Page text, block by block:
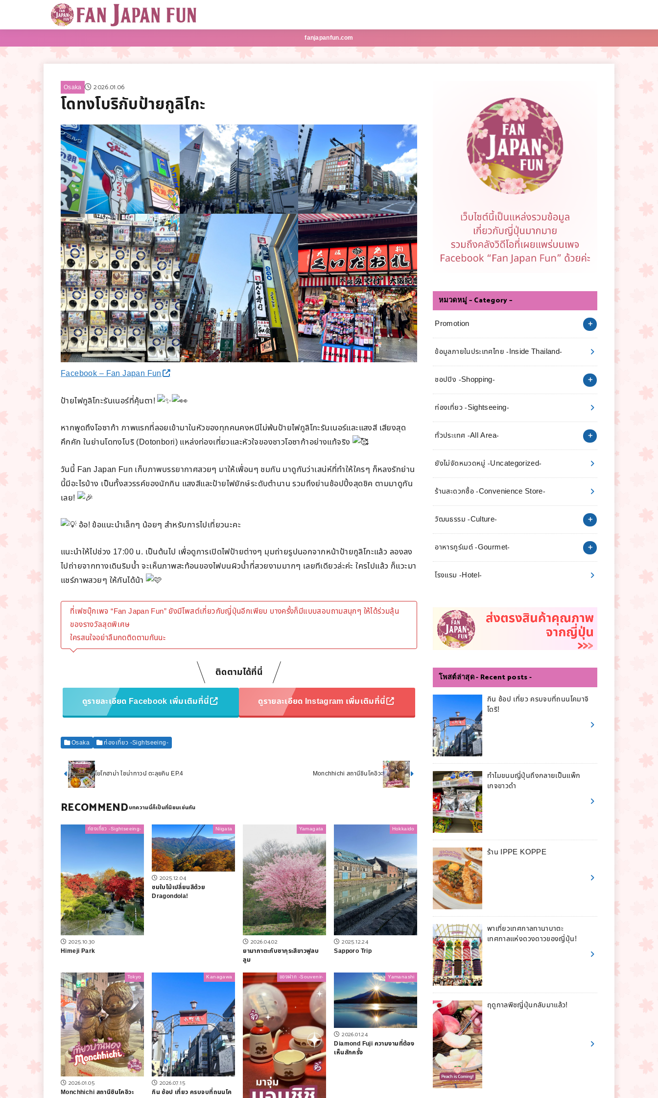
fanjapanfun.com
Osaka 2026.01.06
โดทงโบริกับป้ายกูลิโกะ
Facebook – Fan Japan Fun
ป้ายไฟกูลิโกะรันเนอร์ที่คุ้นตา!
หากพูดถึงโอซาก้า ภาพแรกที่ลอยเข้ามาในหัวของทุกคนคงหนีไม่พ้นป้ายไฟกูลิโกะรันเนอร์และแสงสี เสียงสุด
คึกคัก ในย่านโดทงโบริ (Dotonbori) แหล่งท่องเที่ยวและหัวใจของชาวโอซาก้าอย่างแท้จริง
วันนี้ Fan Japan Fun เก็บภาพบรรยากาศสวยๆ มาให้เพื่อนๆ ชมกัน มาดูกันว่าเสน่ห์ที่ทำให้ใครๆ ก็หลงรักย่าน
นี้มีอะไรบ้าง เป็นทั้งสวรรค์ของนักกิน แสงสีและป้ายไฟยักษ์ระดับตำนาน รวมถึงย่านช้อปปิ้งสุดชิค ตามมาดูกัน
เลย!
อ้อ! ข้อแนะนำเล็กๆ น้อยๆ สำหรับการไปเที่ยวนะคะ
แนะนำให้ไปช่วง 17:00 น. เป็นต้นไป เพื่อดูการเปิดไฟป้ายต่างๆ มุมถ่ายรูปนอกจากหน้าป้ายกูลิโกะแล้ว ลองลง
ไปถ่ายจากทางเดินริมน้ำ จะเห็นภาพสะท้อนของไฟบนผิวน้ำที่สวยงามมากๆ เลยทีเดียวล่ะค่ะ ใครไปแล้ว ก็แวะมา
แชร์ภาพสวยๆ ให้กันได้น้า
ที่เฟซบุ๊กเพจ “Fan Japan Fun” ยังมีโพสต์เกี่ยวกับญี่ปุ่นอีกเพียบ บางครั้งก็มีแบบสอบถามสนุกๆ ให้ได้ร่วมลุ้น
ของรางวัลสุดพิเศษ
ใครสนใจอย่าลืมกดติดตามกันนะ
ติดตามได้ที่นี่
ดูรายละเอียด Facebook เพิ่มเติมที่นี่ ดูรายละเอียด Instagram เพิ่มเติมที่นี่
Osaka ท่องเที่ยว -Sightseeing-
โยโกฮาม่า ไชน่าทาวน์ ตะลุยกิน EP.4 Monchhichi สถานีชินโคอิวะ
RECOMMEND
ท่องเที่ยว -Sightseeing-
2025.10.30
Himeji Park
Niigata
2025.12.04
ชมใบไม้เปลี่ยนสีด้วย
Dragondola!
Yamagata
2026.04.02
ยามากาตะกับซากุระสีขาวฟูลบ
ลูม
Hokkaido
2025.12.24
Sapporo Trip
Tokyo
2026.01.05
Monchhichi สถานีชินโคอิวะ
Kanagawa
2026.07.15
กิน ช้อป เที่ยว ครบจบที่ถนนโค
ของฝาก -Souvenir- Yamanashi
2026.01.24
Diamond Fuji ความงามที่ต้อง
เห็นสักครั้ง
หมวดหมู่ – Category –
Promotion
ข้อมูลภายในประเทศไทย -Inside Thailand-
ชอปปิง -Shopping-
ท่องเที่ยว -Sightseeing-
ทั่วประเทศ -All Area-
ยังไม่จัดหมวดหมู่ -Uncategorized-
ร้านสะดวกซื้อ -Convenience Store-
วัฒนธรรม -Culture-
อาหารกูร์เมต์ -Gourmet-
โรงแรม -Hotel-
โพสต์ล่าสุด - Recent posts -
กิน ช้อป เที่ยว ครบจบที่ถนนโคมาจิ
โดริ!
ทำไมขนมญี่ปุ่นถึงกลายเป็นแพ็ก
เกจขาวดำ
ร้าน IPPE KOPPE
พาเที่ยวเทศกาลทานาบาตะ
เทศกาลแห่งดวงดาวของญี่ปุ่น!
ฤดูกาลพีชญี่ปุ่นกลับมาแล้ว!